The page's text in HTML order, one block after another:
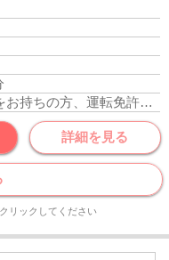
介護支援専門員の資格をお持ちの方、運転免許あれば尚可
詳細を見る
リックしてください